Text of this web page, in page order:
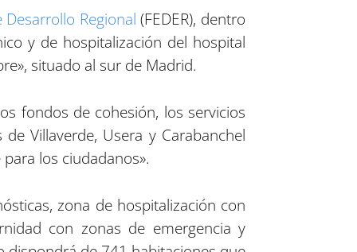
Regional (FEDER), dentro
y de hospitalización del hospital
situado al sur de Madrid.
fondos de cohesión, los servicios
Villaverde, Usera y Carabanchel
los ciudadanos».
zona de hospitalización con
con zonas de emergencia y